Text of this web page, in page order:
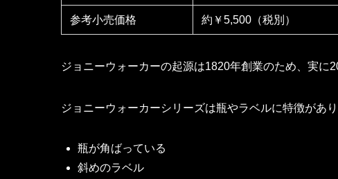
参考小売価格 約￥5,500（税別）
ジョニーウォーカーの起源は1820年創業のため、実に
ジョニーウォーカーシリーズは瓶やラベルに特徴があり
瓶が角ばっている
斜めのラベル